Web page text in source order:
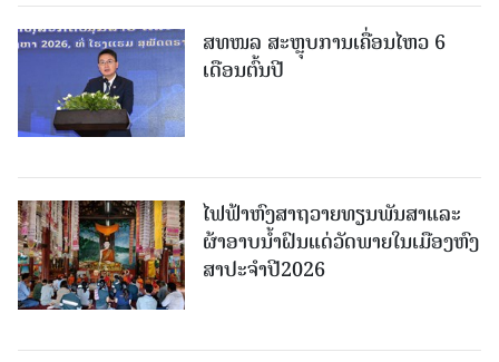
ສທໜລ ສະຫຼຸບການເຄື່ອນໄຫວ 6
ເດືອນຕົ້ນປີ
ໄຟຟ້າຫົງສາຖວາຍທຽນພັນສາແລະ
ຜ້າອາບນໍ້າຝົນແດ່ວັດພາຍໃນເມືອງຫົງ
ສາປະຈໍາປີ2026